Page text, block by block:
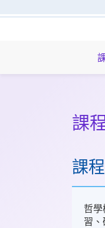
課
課
哲
習